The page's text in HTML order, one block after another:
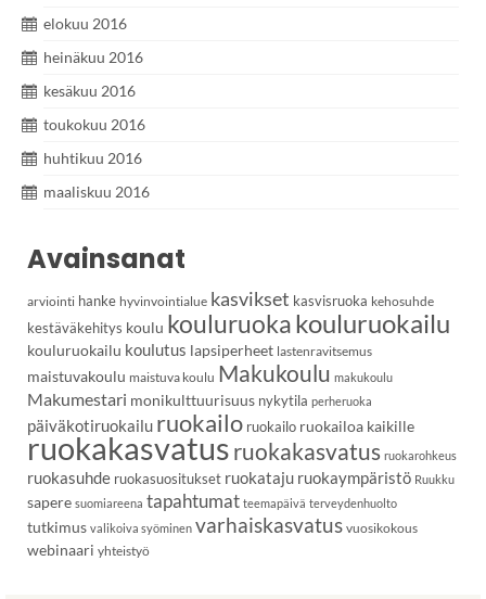
elokuu 2016
heinäkuu 2016
kesäkuu 2016
toukokuu 2016
huhtikuu 2016
maaliskuu 2016
Avainsanat
arviointi hanke hyvinvointialue kasvikset kasvisruoka kehosuhde
kestäväkehitys koulu kouluruokakouluruokailu
kouluruokailu koulutus lapsiperheet lastenravitsemus
maistuvakoulu maistuva koulu Makukoulu makukoulu
Makumestari monikulttuurisuus nykytila perheruoka
päiväkotiruokailu ruokailo ruokailo ruokailoa kaikille
ruokakasvatus ruokakasvatus ruokarohkeus
ruokasuhde ruokasuositukset ruokataju ruokaympäristö Ruukku
sapere suomiareena tapahtumat teemapäivä terveydenhuolto
tutkimus valikoiva syöminen varhaiskasvatus vuosikokous
webinaari yhteistyö